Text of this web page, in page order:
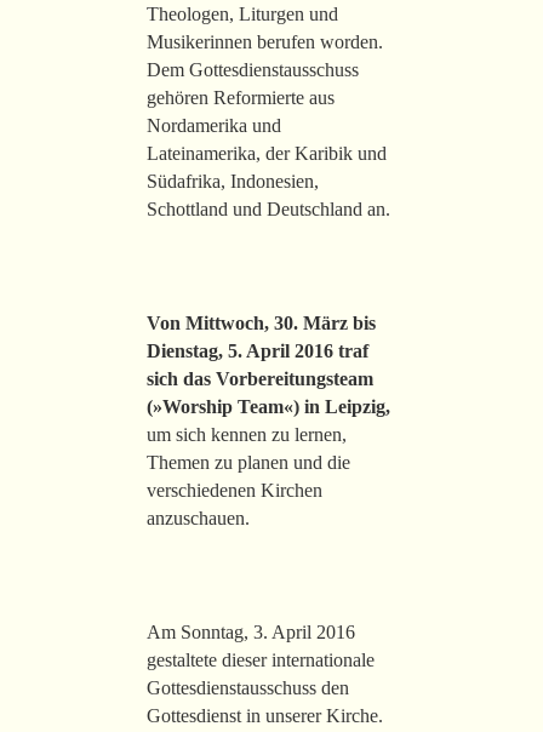
Theologen, Liturgen und
Musikerinnen berufen worden.
Dem Gottesdienstausschuss
gehören Reformierte aus
Nordamerika und
Lateinamerika, der Karibik und
Südafrika, Indonesien,
Schottland und Deutschland an.
Von Mittwoch, 30. März bis
Dienstag, 5. April 2016 traf
sich das Vorbereitungsteam
(»Worship Team«) in Leipzig,
um sich kennen zu lernen,
Themen zu planen und die
verschiedenen Kirchen
anzuschauen.
Am Sonntag, 3. April 2016
gestaltete dieser internationale
Gottesdienstausschuss den
Gottesdienst in unserer Kirche.